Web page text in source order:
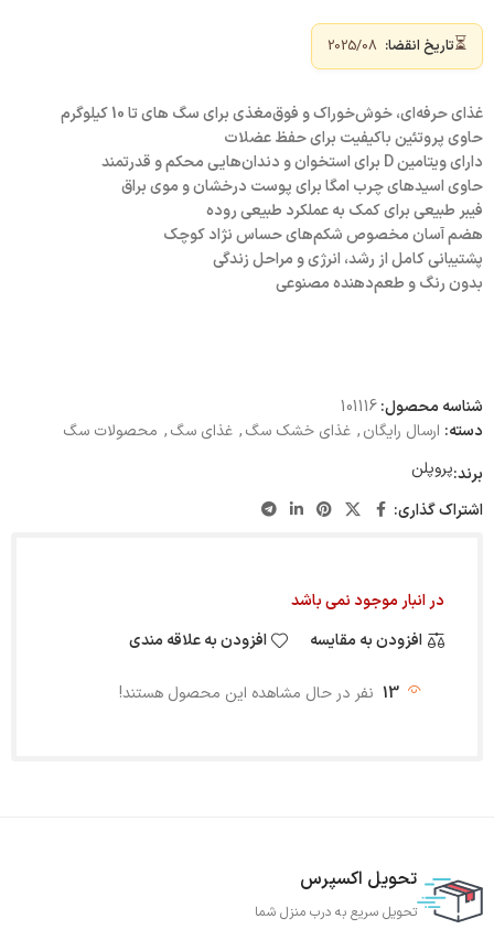
⏳تاریخ انقضا:
غذای حرفه‌ای، خوش‌خوراک و فوق‌مغذی برای سگ های تا 10 کیلوگرم
حاوی پروتئین باکیفیت برای حفظ عضلات
دارای ویتامین D برای استخوان و دندان‌هایی محکم و قدرتمند
حاوی اسیدهای چرب امگا برای پوست درخشان و موی براق
فیبر طبیعی برای کمک به عملکرد طبیعی روده
هضم آسان مخصوص شکم‌های حساس نژاد کوچک
پشتیبانی کامل از رشد، انرژی و مراحل زندگی
بدون رنگ و طعم‌دهنده مصنوعی
شناسه محصول:101116
دسته: ارسال رایگان, غذای خشک سگ, غذای سگ, محصولات سگ
برند:پروپلن
اشتراک گذاری:
در انبار موجود نمی باشد
افزودن به مقایسه
افزودن به علاقه مندی
13 نفر در حال مشاهده این محصول هستند!
تحویل اکسپرس
تحویل سریع به درب منزل شما